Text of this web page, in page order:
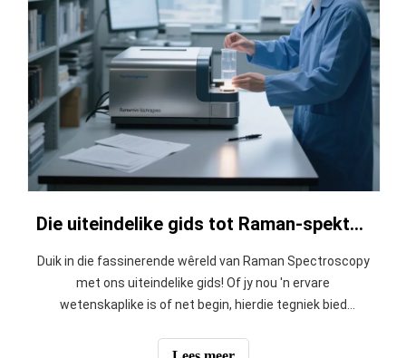
Die uiteindelike gids tot Raman-spektroskopie
Duik in die fassinerende wêreld van Raman Spectroscopy
met ons uiteindelike gids! Of jy nou 'n ervare
wetenskaplike is of net begin, hierdie tegniek bied
dit werk, die toepassings daarvan en wenke om dit